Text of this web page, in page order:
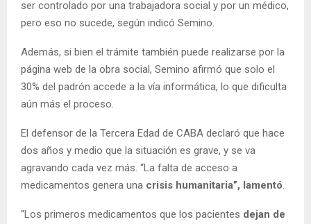
ser controlado por una trabajadora social y por un médico,
pero eso no sucede, según indicó Semino.
Además, si bien el trámite también puede realizarse por la
página web de la obra social, Semino afirmó que solo el
30% del padrón accede a la vía informática, lo que dificulta
aún más el proceso.
El defensor de la Tercera Edad de CABA declaró que hace
dos años y medio que la situación es grave, y se va
agravando cada vez más. “La falta de acceso a
medicamentos genera una crisis humanitaria”, lamentó
“Los primeros medicamentos que los pacientes dejan de